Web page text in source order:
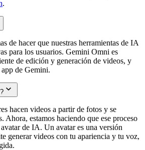
.
de hacer que nuestras herramientas de IA
para los usuarios. Gemini Omni es
de edición y generación de videos, y
de Gemini.
hacen videos a partir de fotos y se
Ahora, estamos haciendo que ese proceso
de IA. Un avatar es una versión
generar videos con tu apariencia y tu voz,